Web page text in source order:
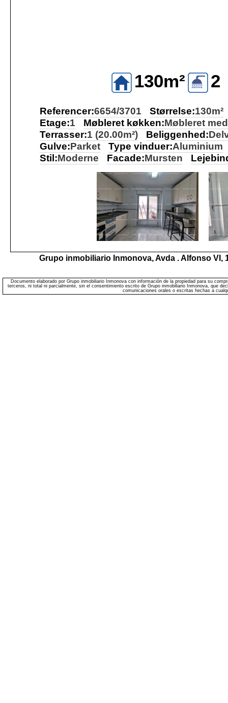
130m² 2
Referencer:6654/3701 Størrelse:130m²
Etage:1 Møbleret køkken:Møbleret
Terrasser:1 (20.00m²) Beliggenhed:
Gulve:Parket Type vinduer:Aluminium
Stil:Moderne Facade:Mursten
Documento elaborado por Grupo inmobiliario Inmonova con información de la propiedad para su
terceros, ni total ni parcialmente, sin el consentimiento escrito de Grupo inmobiliario Inmonova, que
comunicaciones orales o escritas hechas a
Grupo inmobiliario Inmonova,Avda . Alfonso VI,